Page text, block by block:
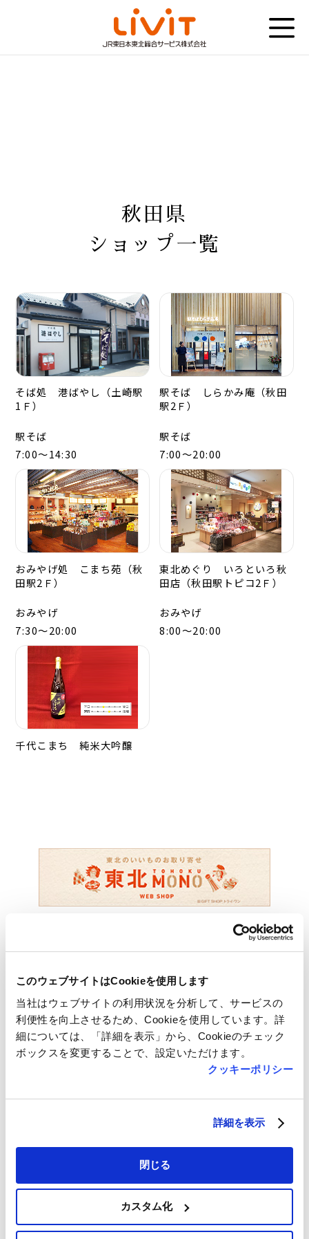
このウェブサイトはCookieを使用します
当社はウェブサイトの利用状況を分析して、サービスの
利便性を向上させるため、Cookieを使用しています。詳
細については、「詳細を表示」から、Cookieのチェック
ボックスを変更することで、設定いただけます。
クッキーポリシー
詳細を表示
閉じる
カスタム化
秋田県
ショップ一覧
そば処 港ばやし（土崎駅
1Ｆ）
駅そば
7:00～14:30
駅そば しらかみ庵（秋田
駅2Ｆ）
駅そば
7:00～20:00
おみやげ処 こまち苑（秋
田駅2Ｆ）
おみやげ
7:30～20:00
東北めぐり いろといろ秋
田店（秋田駅トピコ2Ｆ）
おみやげ
8:00～20:00
千代こまち 純米大吟醸